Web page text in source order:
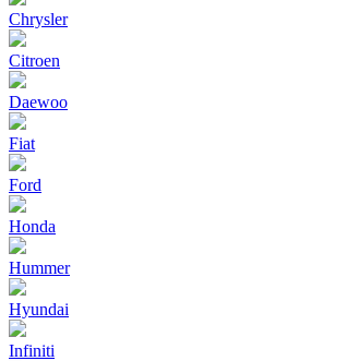
Chrysler
Citroen
Daewoo
Fiat
Ford
Honda
Hummer
Hyundai
Infiniti